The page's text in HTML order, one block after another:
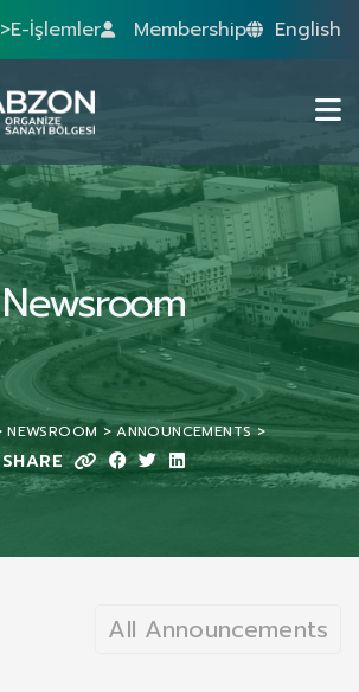
>E-İşlemler Membership English
Newsroom
NEWSROOM ANNOUNCEMENTS TAKIM
SHARE
All Announcements